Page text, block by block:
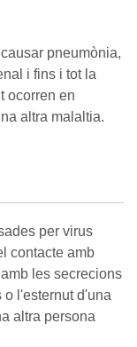
pneumònia,
i fins i tot la
ocorren en
altra malaltia.
per virus
contacte amb
les secrecions
o l'esternut d'una
altra persona